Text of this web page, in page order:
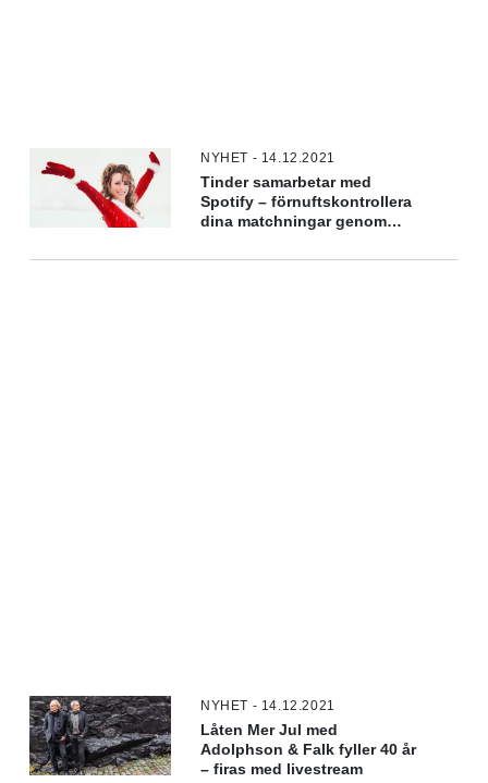
NYHET - 14.12.2021
Tinder samarbetar med
Spotify – förnuftskontrollera
dina matchningar genom
NYHET - 14.12.2021
Låten Mer Jul med
Adolphson & Falk fyller 40 år
– firas med livestream